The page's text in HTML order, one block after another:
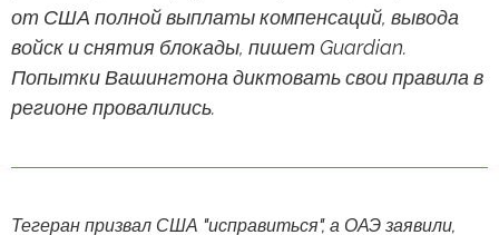
от США полной выплаты компенсаций, вывода
войск и снятия блокады, пишет Guardian.
Попытки Вашингтона диктовать свои правила в
регионе провалились.
Тегеран призвал США "исправиться", а ОАЭ заявили,